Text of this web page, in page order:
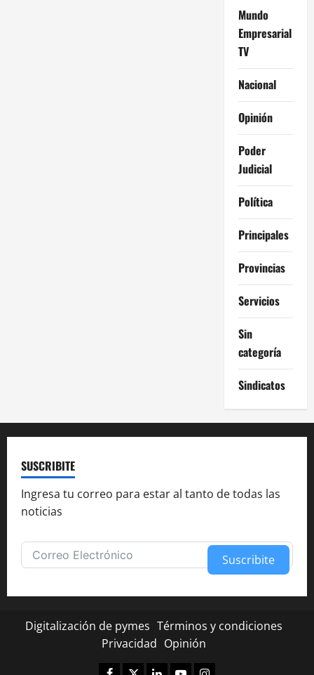
Mundo
Empresarial
TV
Nacional
Opinión
Poder
Judicial
Política
Principales
Provincias
Servicios
Sin
categoría
Sindicatos
SUSCRIBITE
Ingresa tu correo para estar al tanto de todas las
noticias
Suscribite
Digitalización de pymes Términos y condiciones
Privacidad Opinión
Facebook
TwitterLinkedinYoutubeInstagram